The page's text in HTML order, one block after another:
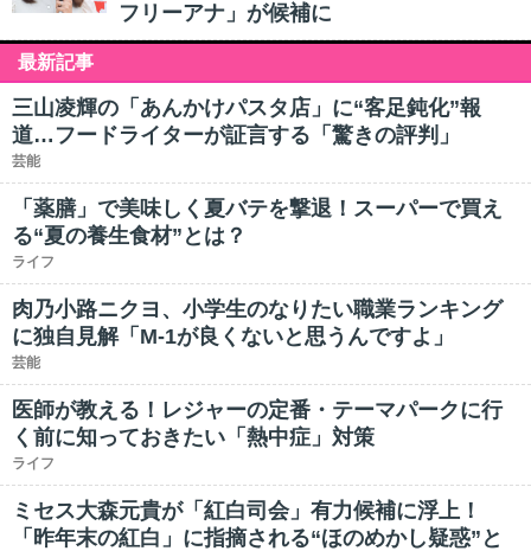
フリーアナ」が候補に
最新記事
三山凌輝の「あんかけパスタ店」に“客足鈍化”報
道…フードライターが証言する「驚きの評判」
芸能
「薬膳」で美味しく夏バテを撃退！スーパーで買え
る“夏の養生食材”とは？
ライフ
肉乃小路ニクヨ、小学生のなりたい職業ランキング
に独自見解「M-1が良くないと思うんですよ」
芸能
医師が教える！レジャーの定番・テーマパークに行
く前に知っておきたい「熱中症」対策
ライフ
ミセス大森元貴が「紅白司会」有力候補に浮上！
「昨年末の紅白」に指摘される“ほのめかし疑惑”と